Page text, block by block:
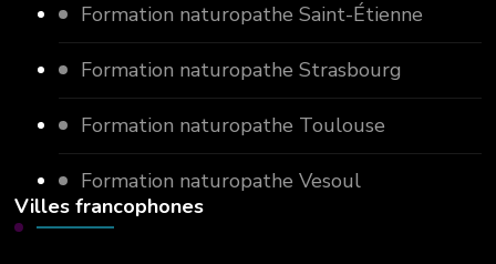
Formation naturopathe Saint-Étienne
Formation naturopathe Strasbourg
Formation naturopathe Toulouse
Formation naturopathe Vesoul
Villes francophones